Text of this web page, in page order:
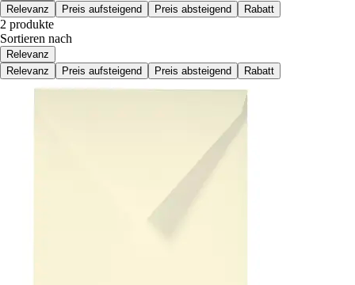
Relevanz
Preis aufsteigend Preis absteigend Rabatt
2 produkte
Sortieren nach
Relevanz
Relevanz
Preis aufsteigend Preis absteigend Rabatt